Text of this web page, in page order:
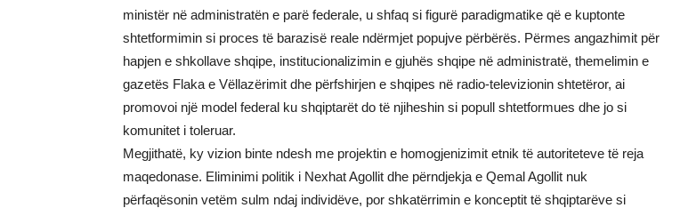
ministër në administratën e parë federale, u shfaq si figurë paradigmatike që e kuptonte
shtetformimin si proces të barazisë reale ndërmjet popujve përbërës. Përmes angazhimit për
hapjen e shkollave shqipe, institucionalizimin e gjuhës shqipe në administratë, themelimin e
gazetës Flaka e Vëllazërimit dhe përfshirjen e shqipes në radio-televizionin shtetëror, ai
promovoi një model federal ku shqiptarët do të njiheshin si popull shtetformues dhe jo si
komunitet i toleruar.
Megjithatë, ky vizion binte ndesh me projektin e homogjenizimit etnik të autoriteteve të reja
maqedonase. Eliminimi politik i Nexhat Agollit dhe përndjekja e Qemal Agollit nuk
përfaqësonin vetëm sulm ndaj individëve, por shkatërrimin e konceptit të shqiptarëve si